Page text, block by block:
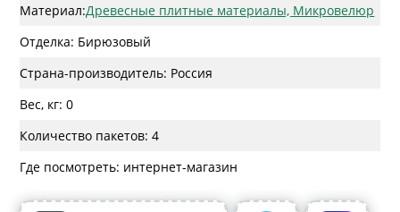
Материал:Древесные плитные материалы, Микровелюр
Отделка: Бирюзовый
Страна-производитель: Россия
Вес, кг: 0
Количество пакетов: 4
Где посмотреть: интернет-магазин